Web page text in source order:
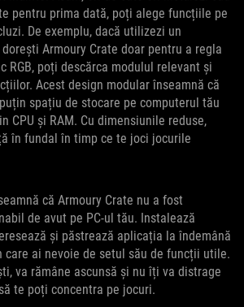
pentru prima dată, poți alege funcțiile pe
De exemplu, dacă utilizezi un
Armoury Crate doar pentru a regla
RGB, poți descărca modulul relevant și
Acest design modular înseamnă că
spațiu de stocare pe computerul tău
CPU și RAM. Cu dimensiunile reduse,
în fundal în timp ce te joci jocurile
că Armoury Crate nu a fost
de avut pe PC-ul tău. Instalează
și păstrează aplicația la îndemână
care ai nevoie de setul său de funcții utile.
va rămâne ascunsă și nu îți va distrage
te poți concentra pe jocuri.